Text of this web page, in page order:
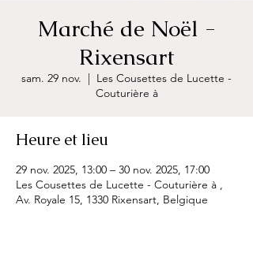
Marché de Noël -
Rixensart
sam. 29 nov.
  |
Les Cousettes de Lucette -
Couturière à
Heure et lieu
29 nov. 2025, 13:00 – 30 nov. 2025, 17:00
Les Cousettes de Lucette - Couturière à ,
Av. Royale 15, 1330 Rixensart, Belgique